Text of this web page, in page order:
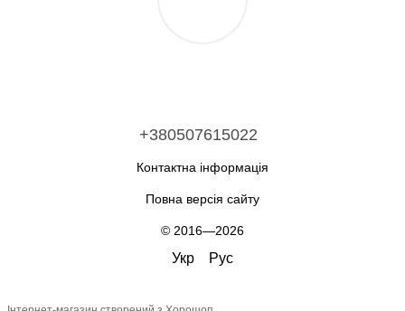
+380507615022
Контактна інформація
Повна версія сайту
© 2016—2026
Укр Рус